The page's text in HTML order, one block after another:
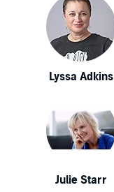
Lyssa Adkins
Julie Starr